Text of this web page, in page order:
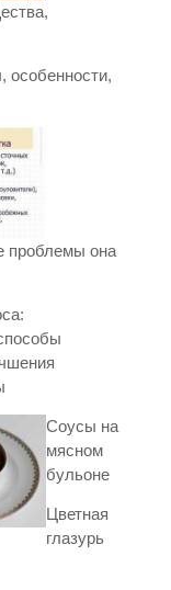
проблемы она
Соусы на
мясном
бульоне
Цветная
глазурь